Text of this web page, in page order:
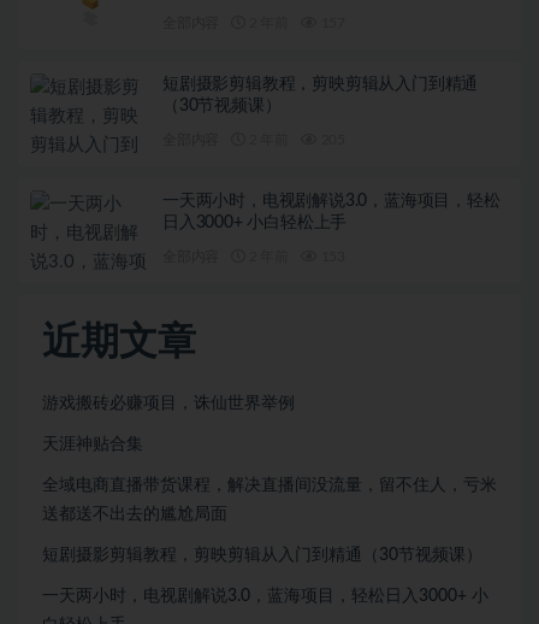
短剧摄影剪辑教程，剪映剪辑从入门到精通
（30节视频课）
一天两小时，电视剧解说3.0，蓝海项目，轻松
日入3000+ 小白轻松上手
近期文章
游戏搬砖必赚项目，诛仙世界举例
天涯神贴合集
全域电商直播带货课程，解决直播间没流量，留不住人，亏米
送都送不出去的尴尬局面
短剧摄影剪辑教程，剪映剪辑从入门到精通（30节视频课）
一天两小时，电视剧解说3.0，蓝海项目，轻松日入3000+ 小